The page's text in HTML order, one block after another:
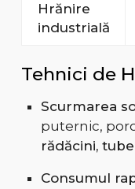
Hrănire
industrială
Tehnici de
Scurmarea
puternic,
rădăcini,
Consumul